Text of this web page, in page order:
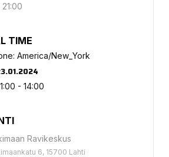
TIME
America/New_York
- 14:00
Ravikeskus
6, 15700 Lahti